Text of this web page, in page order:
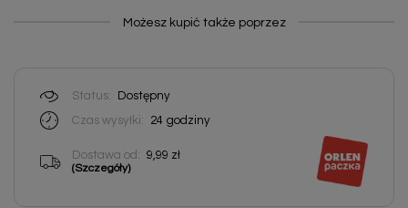
Możesz kupić także poprzez
Status:
Dostępny
Czas wysyłki:
24 godziny
Dostawa od: 9,99 zł
(Szczegóły)